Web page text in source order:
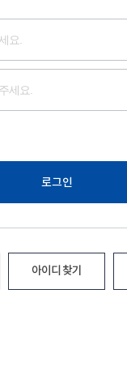
로그인
아이디 찾기